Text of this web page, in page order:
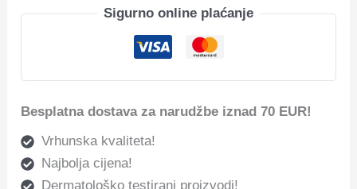
Sigurno online plaćanje
Besplatna dostava za narudžbe iznad 70 EUR!
Vrhunska kvaliteta!
Najbolja cijena!
Dermatološko testirani proizvodi!